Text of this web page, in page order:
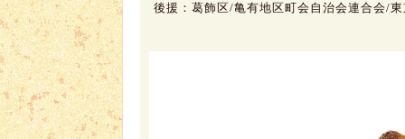
後援：葛飾区/亀有地区町会自治会連合会/